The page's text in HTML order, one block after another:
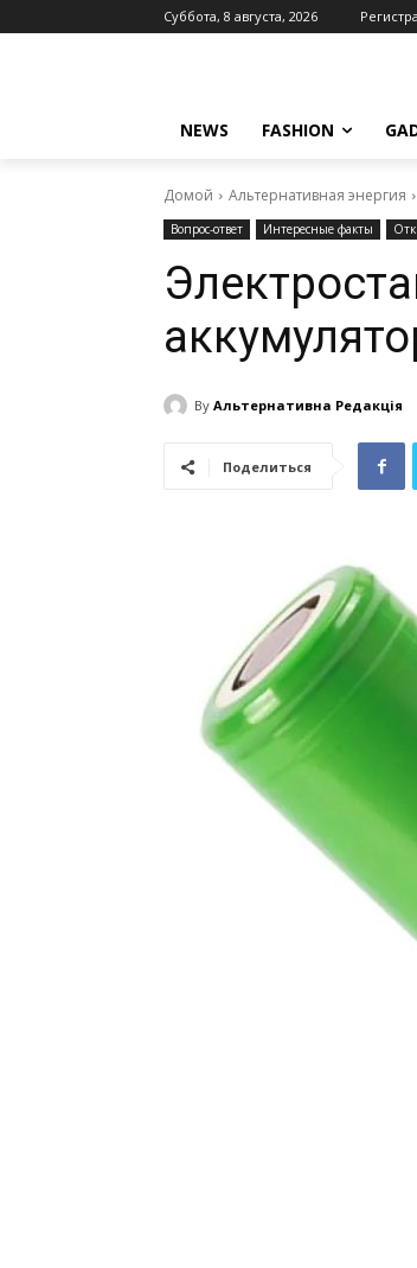
Суббота, 8 августа, 2026
NEWS FASHION
Домой Альтернативная энергия
Вопрос-ответ Интересные факты
By Альтернативна Редакція
Поделиться